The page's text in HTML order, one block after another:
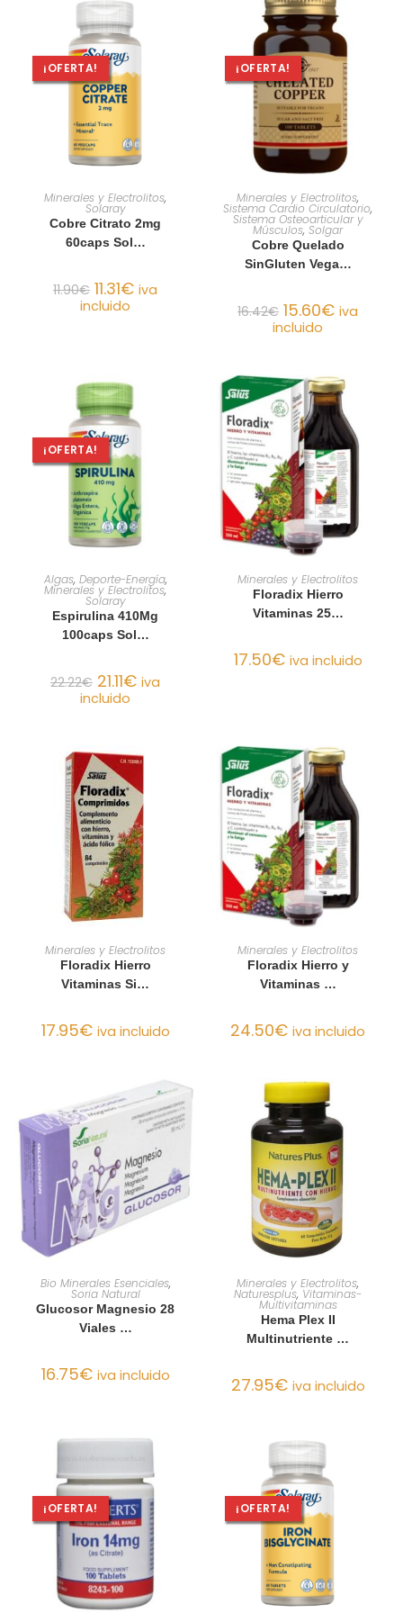
¡OFERTA!
AÑADIR AL CARRITO
Minerales y Electrolitos,
Solaray
Cobre Citrato 2mg
60caps Sol…
11.90€ 11.31€ iva
incluido
¡OFERTA!
AÑADIR AL CARRITO
Minerales y Electrolitos,
Sistema Cardio Circulatorio,
Sistema Osteoarticular y
Músculos, Solgar
Cobre Quelado
SinGluten Vega…
16.42€ 15.60€ iva
incluido
¡OFERTA!
AÑADIR AL CARRITO
Algas, Deporte-Energía,
Minerales y Electrolitos,
Solaray
Espirulina 410Mg
100caps Sol…
22.22€ 21.11€ iva
incluido
AÑADIR AL CARRITO
Minerales y Electrolitos
Floradix Hierro
Vitaminas 25…
17.50€ iva incluido
AÑADIR AL CARRITO
Minerales y Electrolitos
Floradix Hierro
Vitaminas Si…
17.95€ iva incluido
AÑADIR AL CARRITO
Minerales y Electrolitos
Floradix Hierro y
Vitaminas …
24.50€ iva incluido
AÑADIR AL CARRITO
Bio Minerales Esenciales,
Soria Natural
Glucosor Magnesio 28
Viales …
16.75€ iva incluido
AÑADIR AL CARRITO
Minerales y Electrolitos,
Naturesplus, Vitaminas-
Multivitaminas
Hema Plex II
Multinutriente …
27.95€ iva incluido
¡OFERTA! ¡OFERTA!